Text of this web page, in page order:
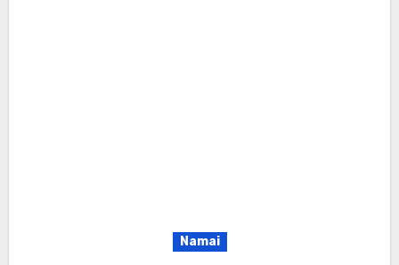
Namai